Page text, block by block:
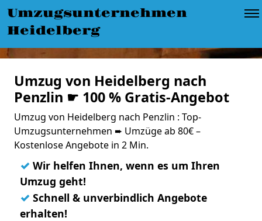
Umzugsunternehmen
Heidelberg
Umzug von Heidelberg nach
Penzlin ☛ 100 % Gratis-Angebot
Umzug von Heidelberg nach Penzlin : Top-
Umzugsunternehmen ➨ Umzüge ab 80€ –
Kostenlose Angebote in 2 Min.
✓ Wir helfen Ihnen, wenn es um Ihren
Umzug geht!
✓ Schnell & unverbindlich Angebote
erhalten!